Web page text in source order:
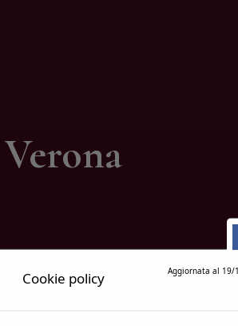
Verona
Cookie policy Aggiornata al 19/